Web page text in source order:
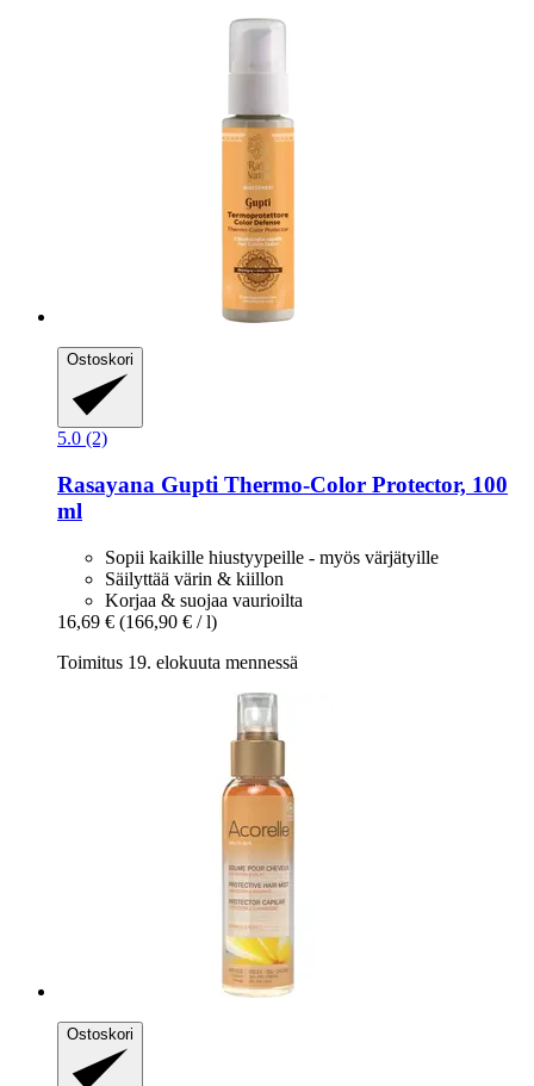
Ostoskori
5.0 (2)
Rasayana Gupti Thermo-​Color Protector, 100
ml
Sopii kaikille hiustyypeille - myös värjätyille
Säilyttää värin & kiillon
Korjaa & suojaa vaurioilta
16,69 € (166,90 € / l)
Toimitus 19. elokuuta mennessä
Ostoskori